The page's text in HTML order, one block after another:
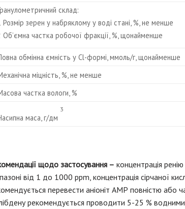
склад:
Розмір зерен у набряклому у воді стані, %, не менше
Об’ємна частка робочої фракції, %, щонайменше
обмінна ємність у Cl-формі, ммоль/г, щонайменше
міцність, %, не менше
частка вологи, %
маса, г/дм
3
щодо застосування – концентрація
від 1 до 1000 ppm, концентрація сірчаної
перевести аніоніт АМР повністю або
рекомендується проводити 5-25 % водними